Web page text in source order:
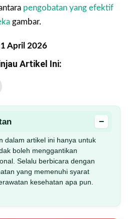
pengobatan yang efektif
gambar.
April 2026
Artikel Ini:
−
dalam artikel ini hanya untuk
boleh menggantikan
Selalu berbicara dengan
yang memenuhi syarat
kesehatan apa pun.